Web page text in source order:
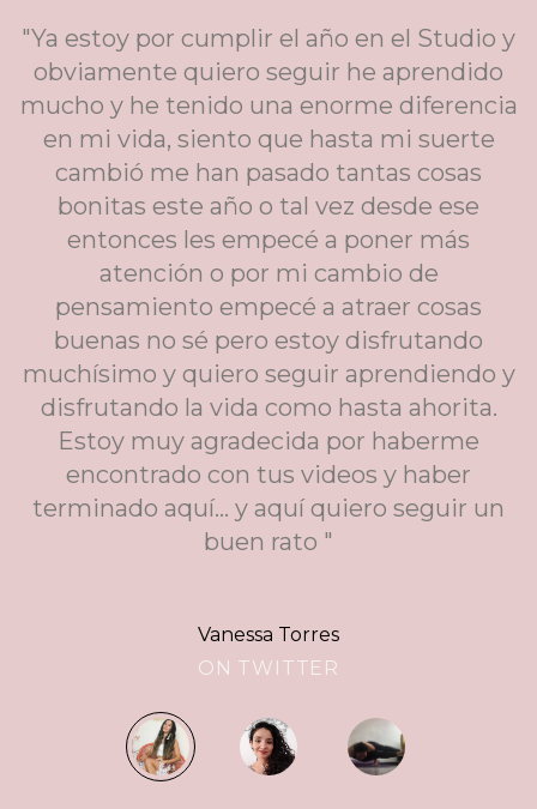
"Ya estoy por cumplir el año en el Studio y
obviamente quiero seguir he aprendido
mucho y he tenido una enorme diferencia
en mi vida, siento que hasta mi suerte
cambió me han pasado tantas cosas
bonitas este año o tal vez desde ese
entonces les empecé a poner más
atención o por mi cambio de
pensamiento empecé a atraer cosas
buenas no sé pero estoy disfrutando
muchísimo y quiero seguir aprendiendo y
disfrutando la vida como hasta ahorita.
Estoy muy agradecida por haberme
encontrado con tus videos y haber
terminado aquí... y aquí quiero seguir un
buen rato "
Vanessa Torres
ON TWITTER